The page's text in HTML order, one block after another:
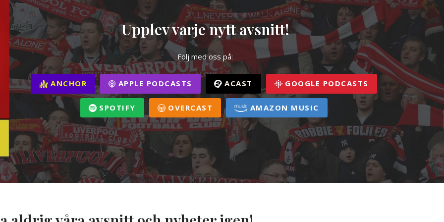
Upplev varje nytt avsnitt!
Följ med oss på:
ANCHOR APPLE PODCASTS ACAST GOOGLE PODCASTS
SPOTIFY OVERCAST AMAZON MUSIC